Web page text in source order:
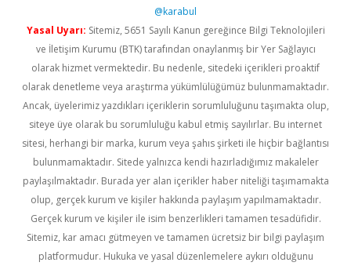
@karabul
Yasal Uyarı: Sitemiz, 5651 Sayılı Kanun gereğince Bilgi Teknolojileri
ve İletişim Kurumu (BTK) tarafından onaylanmış bir Yer Sağlayıcı
olarak hizmet vermektedir. Bu nedenle, sitedeki içerikleri proaktif
olarak denetleme veya araştırma yükümlülüğümüz bulunmamaktadır.
Ancak, üyelerimiz yazdıkları içeriklerin sorumluluğunu taşımakta olup,
siteye üye olarak bu sorumluluğu kabul etmiş sayılırlar. Bu internet
sitesi, herhangi bir marka, kurum veya şahıs şirketi ile hiçbir bağlantısı
bulunmamaktadır. Sitede yalnızca kendi hazırladığımız makaleler
paylaşılmaktadır. Burada yer alan içerikler haber niteliği taşımamakta
olup, gerçek kurum ve kişiler hakkında paylaşım yapılmamaktadır.
Gerçek kurum ve kişiler ile isim benzerlikleri tamamen tesadüfidir.
Sitemiz, kar amacı gütmeyen ve tamamen ücretsiz bir bilgi paylaşım
platformudur. Hukuka ve yasal düzenlemelere aykırı olduğunu